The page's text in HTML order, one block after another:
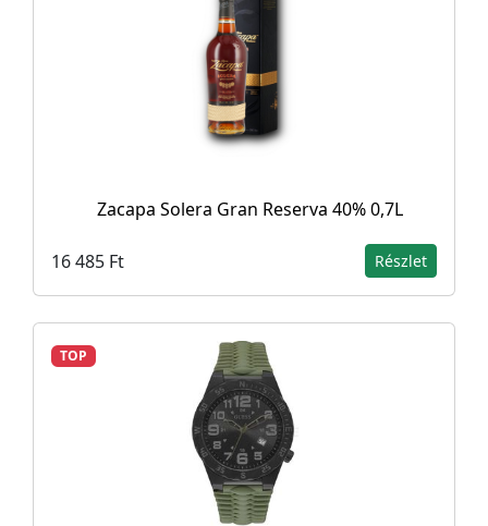
Zacapa Solera Gran Reserva 40% 0,7L
16 485 Ft Részlet
TOP